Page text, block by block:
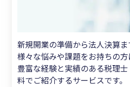
新規開業の準備から法人決算
様々な悩みや課題をお持ちの
豊富な経験と実績のある税理
料でご紹介するサービスです。